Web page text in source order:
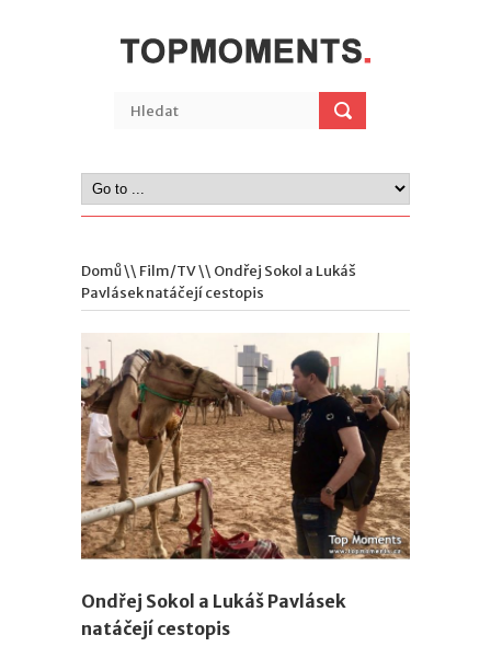
Domů\\ Film/TV\\ Ondřej Sokol a Lukáš
Pavlásek natáčejí cestopis
Ondřej Sokol a Lukáš Pavlásek
natáčejí cestopis